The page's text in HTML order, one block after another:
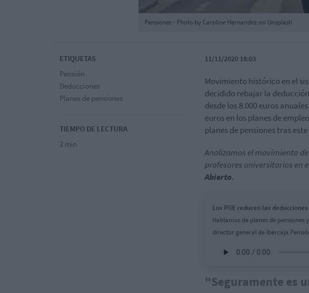
Pensiones - Photo by Caroline Hernandez on Unsplash
ETIQUETAS
Pensión
Deducciones
Planes de pensiones
TIEMPO DE LECTURA
2 min
11/11/2020 18:03
Movimiento histórico en el
decidido rebajar la
desde los 8.000 euros
euros en los planes de
planes de pensiones tras
Analizamos el movimiento
profesores universitarios en
Abierto.
Los PGE reducen las
Hablamos de planes de
director general de Ibercaja
"Seguramente es